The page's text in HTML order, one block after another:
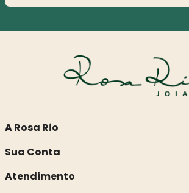
A Rosa Rio
Sua Conta
Atendimento